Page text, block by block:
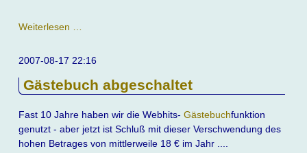
Weiterlesen …
2007-08-17 22:16
Gästebuch abgeschaltet
Fast 10 Jahre haben wir die Webhits- Gästebuchfunktion
genutzt - aber jetzt ist Schluß mit dieser Verschwendung des
hohen Betrages von mittlerweile 18 € im Jahr ....